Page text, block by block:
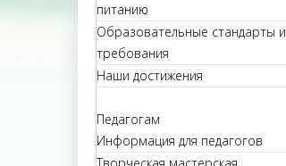
питанию
Образовательные стандарты и
требования
Наши достижения
Педагогам
Информация для педагогов